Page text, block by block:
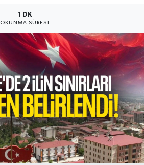
1 DK
OKUNMA SÜRESI